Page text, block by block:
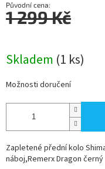
Původní cena:
1 299 Kč
Skladem (1 ks)
Možnosti doručení
Zapletené přední kolo
náboj,Remerx Dragon